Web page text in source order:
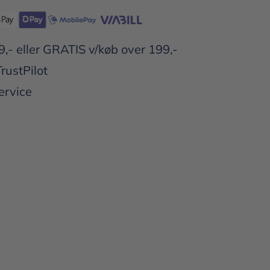
eller GRATIS v/køb over 199,-